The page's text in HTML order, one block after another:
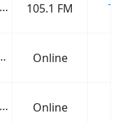
105.1 FM
Online
Online